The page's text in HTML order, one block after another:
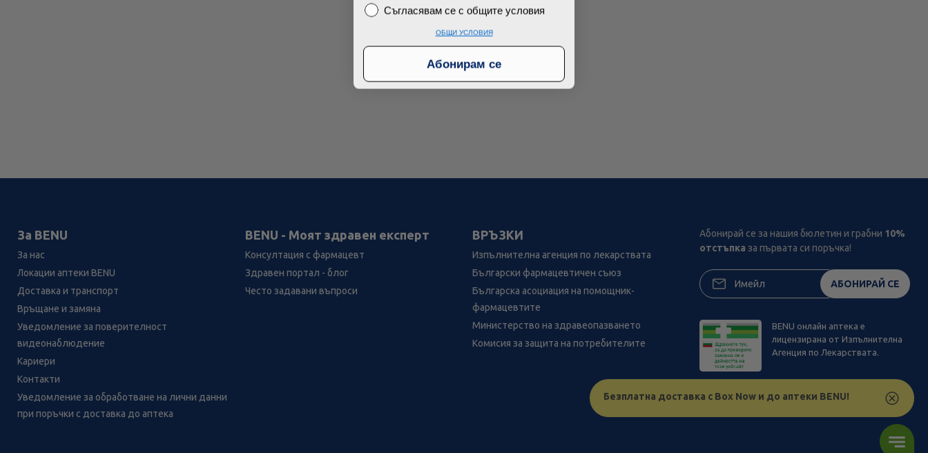
Безплатна доставка с Box Now и до аптеки BENU!
За BENU
За нас
Локации аптеки BENU
Доставка и транспорт
Връщане и замяна
Уведомление за поверителност
видеонаблюдение
Кариери
Контакти
Уведомление за обработване на лични данни
при поръчки с доставка до аптека
BENU - Моят здравен експерт
Консултация с фармацевт
Здравен портал - блог
Често задавани въпроси
ВРЪЗКИ
Изпълнителна агенция по лекарствата
Български фармацевтичен съюз
Българска асоциация на помощник-
фармацевтите
Министерство на здравеопазването
Комисия за защита на потребителите
Абонирай се за нашия бюлетин и грабни 10%
отстъпка за първата си поръчка!
АБОНИРАЙ СЕ
BENU онлайн аптека е
лицензирана от Изпълнителна
Агенция по Лекарствата.
Лесно ли се ориентираш в
Съгласявам се с общите условия
Съгласявам се с общите условия
ОБЩИ УСЛОВИЯ
Абонирам се